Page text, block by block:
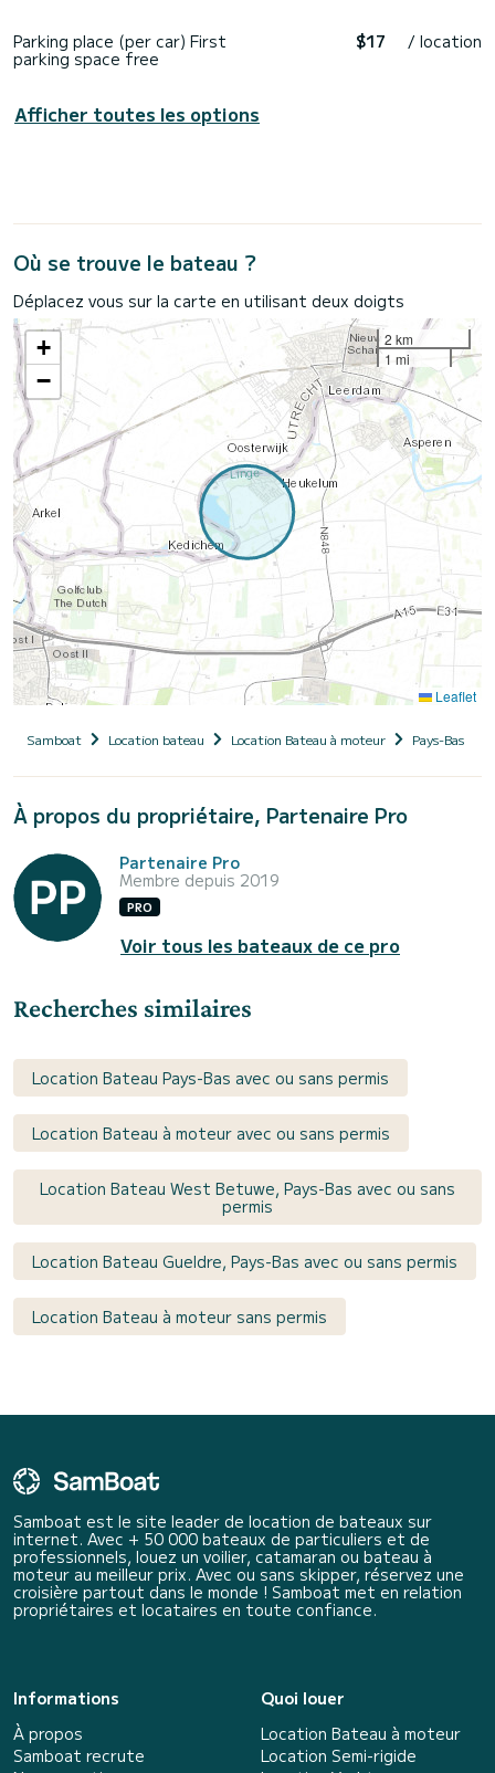
Parking place (per car) First
parking space free
$17 / location
Afficher toutes les options
Où se trouve le bateau ?
Déplacez vous sur la carte en utilisant deux doigts
+
−
2 km
1 mi
Leaflet
Samboat Location bateau Location Bateau à moteur Pays-Bas
À propos du propriétaire, Partenaire Pro
Partenaire Pro
Membre depuis 2019
PRO
Voir tous les bateaux de ce pro
Recherches similaires
Location Bateau Pays-Bas avec ou sans permis
Location Bateau à moteur avec ou sans permis
Location Bateau West Betuwe, Pays-Bas avec ou sans
permis
Location Bateau Gueldre, Pays-Bas avec ou sans permis
Location Bateau à moteur sans permis
Samboat est le site leader de location de bateaux sur
internet. Avec + 50 000 bateaux de particuliers et de
professionnels, louez un voilier, catamaran ou bateau à
moteur au meilleur prix. Avec ou sans skipper, réservez une
croisière partout dans le monde ! Samboat met en relation
propriétaires et locataires en toute confiance.
Informations
À propos
Samboat recrute
Quoi louer
Location Bateau à moteur
Location Semi-rigide